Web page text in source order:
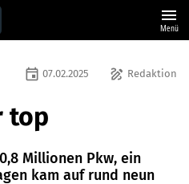
menu
Menü
draw Redaktion
event 07.02.2025
top
Millionen Pkw, ein
kam auf rund neun